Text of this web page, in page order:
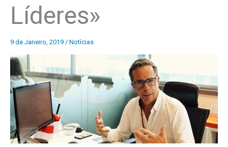
Líderes»
9 de Janeiro, 2019 / Notícias